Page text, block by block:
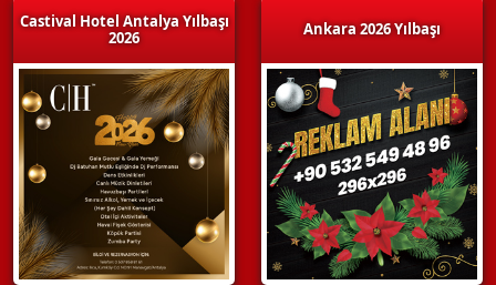
Castival Hotel Antalya Yılbaşı
2026
Ankara 2026 Yılbaşı